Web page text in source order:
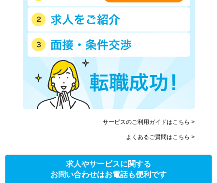
サービスのご利用ガイドはこちら >
よくあるご質問はこちら >
求人やサービスに関する
お問い合わせはお電話も便利です